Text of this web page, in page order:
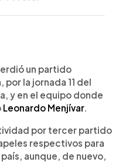
un partido
la jornada 11 del
y en el equipo donde
Leonardo Menjívar.
por tercer partido
respectivos para
aunque, de nuevo,